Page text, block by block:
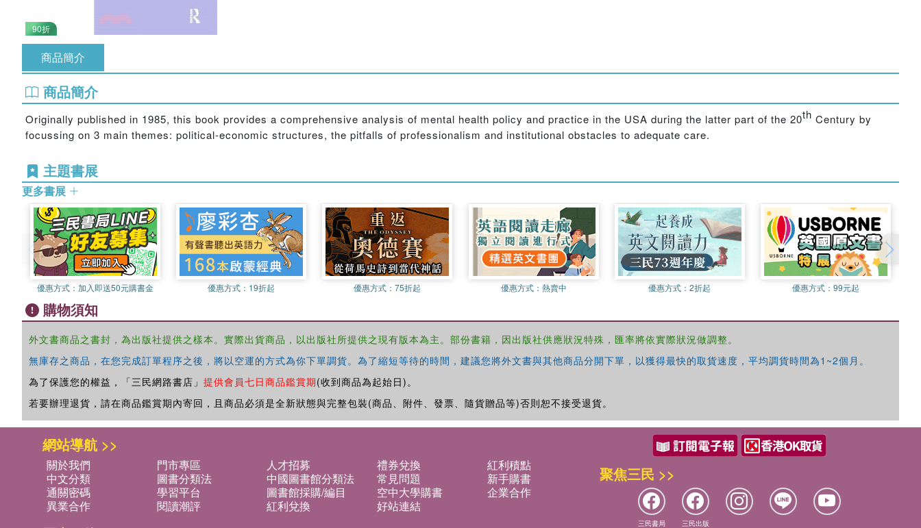
90折
商品簡介
商品簡介
Originally published in 1985, this book provides a comprehensive analysis of mental health policy and practice in the USA during the latter part of the 20th Century by
focussing on 3 main themes: political-economic structures, the pitfalls of professionalism and institutional obstacles to adequate care.
主題書展
更多書展
優惠方式： 加入即送50元購書金 優惠方式： 19折起 優惠方式：75折起 優惠方式： 熱賣中 優惠方式：2折起 優惠方式：99元起
購物須知
外文書商品之書封，為出版社提供之樣本。實際出貨商品，以出版社所提供之現有版本為主。部份書籍，因出版社供應狀況特殊，匯率將依實際狀況做調整。
無庫存之商品，在您完成訂單程序之後，將以空運的方式為你下單調貨。為了縮短等待的時間，建議您將外文書與其他商品分開下單，以獲得最快的取貨速度，平均調貨時間為1~2個月。
為了保護您的權益，「三民網路書店」 提供會員七日商品鑑賞期(收到商品為起始日)。
若要辦理退貨，請在商品鑑賞期內寄回，且商品必須是全新狀態與完整包裝(商品、附件、發票、隨貨贈品等)否則恕不接受退貨。
網站導航 >>
關於我們 門市專區 人才招募 禮券兌換
紅利積點
中文分類
圖書分類法 中國圖書館分類法 常見問題
新手購書
通關密碼
學習平台 圖書館採購/編目 空中大學購書
企業合作
異業合作
閱讀潮評 紅利兌換 好站連結
聚焦三民 >>
三民書局 三民出版